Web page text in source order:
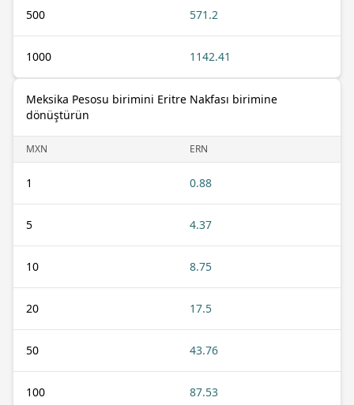
500 571.2
1000 1142.41
Meksika Pesosu birimini Eritre Nakfası birimine
dönüştürün
MXN ERN
1 0.88
5 4.37
10 8.75
20 17.5
50 43.76
100 87.53